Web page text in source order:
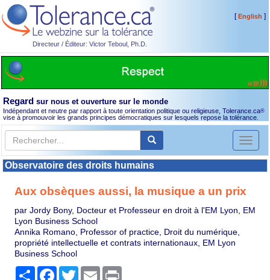
Directeur / Éditeur: Victor Teboul, Ph.D.
[English ]
Regard sur nous et ouverture sur le monde
Indépendant et neutre par rapport à toute orientation politique ou religieuse, Tolerance.ca®
vise à promouvoir les grands principes démocratiques sur lesquels repose la tolérance.
Toggle
Observatoire des droits humains
Aux obsèques aussi, la musique a un prix
par Jordy Bony, Docteur et Professeur en droit à l'EM Lyon, EM
Lyon Business School
Annika Romano, Professor of practice, Droit du numérique,
propriété intellectuelle et contrats internationaux, EM Lyon
Business School
PartagerFacebook
TwitterEmail